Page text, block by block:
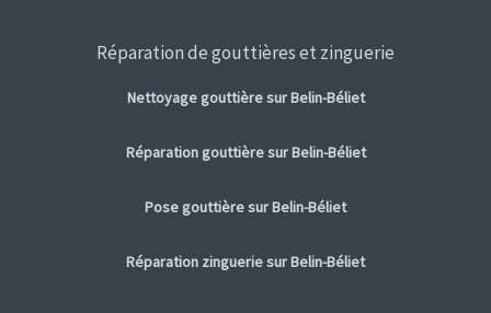
Réparation de gouttières et zinguerie
Nettoyage gouttière sur Belin-Béliet
Réparation gouttière sur Belin-Béliet
Pose gouttière sur Belin-Béliet
Réparation zinguerie sur Belin-Béliet